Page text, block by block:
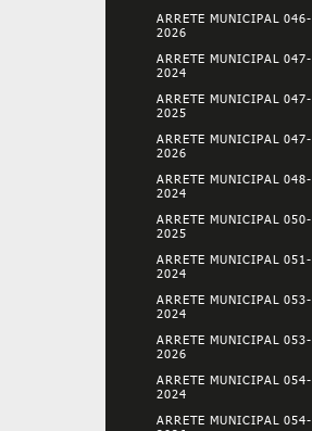
ARRETE MUNICIPAL 046-
2026
ARRETE MUNICIPAL 047-
2024
ARRETE MUNICIPAL 047-
2025
ARRETE MUNICIPAL 047-
2026
ARRETE MUNICIPAL 048-
2024
ARRETE MUNICIPAL 050-
2025
ARRETE MUNICIPAL 051-
2024
ARRETE MUNICIPAL 053-
2024
ARRETE MUNICIPAL 053-
2026
ARRETE MUNICIPAL 054-
2024
ARRETE MUNICIPAL 054-